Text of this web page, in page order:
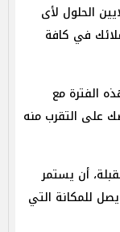
الحلول لأى
في كافة
الفترة مع
على التقرب منه
أن يستمر
للمكانة التي